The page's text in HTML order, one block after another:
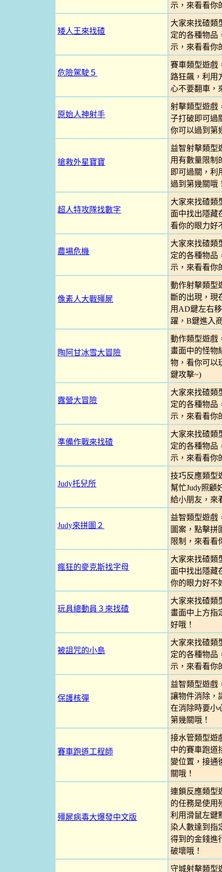
示，來看看你
矮人王來找碴
大家來找碴類
定的各種物品
示，來看看你
危險駕駛５
賽車類型遊戲
路狂飆，利用
心不要翻車，
原始人神射手
射擊類型遊戲
子打破即可過
你可以過到第
搶救外星寶寶
益智射擊類型
用有數量限制
即可過關，利
過到第幾關哦
超人特攻隊找數字
大家來找碴類
面中找出隱藏
看你的眼力好
農場危機
大家來找碴類
定的各種物品
示，來看看你
像素人大戰殭屍
動作射擊類型
斷的出現，現
用AD鍵左右
躍，B鍵進入
陶阿甘冰雪大冒險
動作類型遊戲
畫面中的怪物
物，看你可以
鍵攻擊~)
露營大冒險
大家來找碴類
定的各種物品
示，來看看你
準備作戰來找碴
大家來找碴類
定的各種物品
示，來看看你
Judy托兒所
技巧反應類型
幫忙Judy照顧
給小朋友，來
Judy來拼圖２
益智類型遊戲
圖案，點擊拼
限制，來看看
瘋狂的麥克斯找字母
大家來找碴類
面中找出隱藏
你的眼力好不
玩具總動員３來找碴
大家來找碴類
畫面中上方指
好哦！
被詛咒的小島
大家來找碴類
定的各種物品
示，來看看你
保護核彈
益智類型遊戲
讓物件消除，
在消除時要小
第幾關哦！
賽車跑道工程師
接水管類型遊
中的賽車跑道
變位置，接通
關哦！
殭屍病毒大爆發中文版
連鎖反應類型
的任務是使用
利用滑鼠左鍵
染人數達到指
得到的金錢進
破壞哦！
守城射擊類型